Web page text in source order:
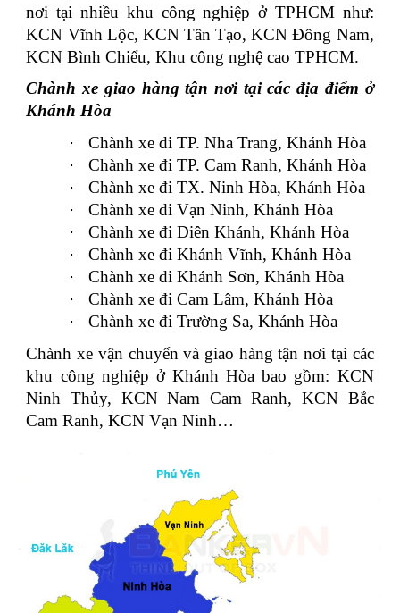
nơi tại nhiều khu công nghiệp ở TPHCM như:
KCN Vĩnh Lộc, KCN Tân Tạo, KCN Đông Nam,
KCN Bình Chiểu, Khu công nghệ cao TPHCM.
Chành xe giao hàng tận nơi tại các địa điểm ở
Khánh Hòa
·
Chành xe đi TP. Nha Trang, Khánh Hòa
·
Chành xe đi TP. Cam Ranh, Khánh Hòa
·
Chành xe đi TX. Ninh Hòa, Khánh Hòa
·
Chành xe đi Vạn Ninh, Khánh Hòa
·
Chành xe đi Diên Khánh, Khánh Hòa
·
Chành xe đi Khánh Vĩnh, Khánh Hòa
·
Chành xe đi Khánh Sơn, Khánh Hòa
·
Chành xe đi Cam Lâm, Khánh Hòa
·
Chành xe đi Trường Sa, Khánh Hòa
Chành xe vận chuyển và giao hàng tận nơi tại các
khu công nghiệp ở Khánh Hòa bao gồm: KCN
Ninh Thủy, KCN Nam Cam Ranh, KCN Bắc
Cam Ranh, KCN Vạn Ninh…